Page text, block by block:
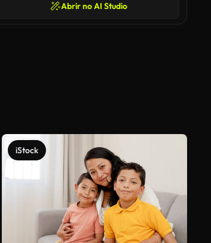
Abrir no AI Studio
iStock